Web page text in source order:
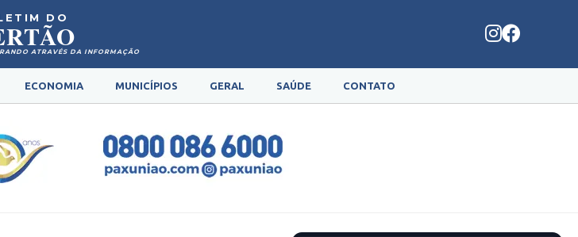
DO
ATRAVÉS DA INFORMAÇÃO
ECONOMIA MUNICÍPIOS GERAL SAÚDE CONTATO